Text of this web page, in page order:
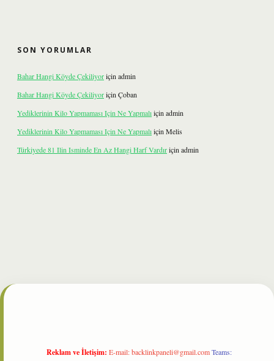
SON YORUMLAR
Bahar Hangi Köyde Çekiliyoriçin admin
Bahar Hangi Köyde Çekiliyoriçin Çoban
Yediklerinin Kilo Yapmaması Için Ne Yapmalıiçin admin
Yediklerinin Kilo Yapmaması Için Ne Yapmalıiçin Melis
Türkiyede 81 Ilin Isminde En Az Hangi Harf Vardıriçin admin
ilbet
Reklam ve İletişim: E-mail:backlinkpaneli@gmail.com Teams: